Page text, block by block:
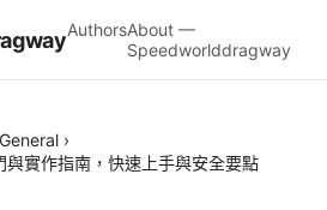
AuthorsAbout —
Speedworlddragway
General ›
實作指南，快速上手與安全要點